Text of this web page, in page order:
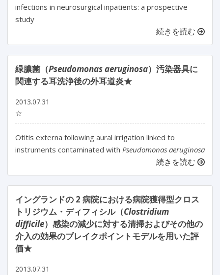
infections in neurosurgical inpatients: a prospective
study
続きを読む
緑膿菌（Pseudomonas aeruginosa）汚染器具に
関連する耳洗浄後の外耳道炎★
2013.07.31
☆
Otitis externa following aural irrigation linked to
instruments contaminated with Pseudomonas aeruginosa
続きを読む
イングランドの 2 病院における病院獲得型クロス
トリジウム・ディフィシル（Clostridium
difficile）感染の減少に対する清掃およびその他の
介入の効果のブレイクポイントモデルを用いた評
価★
2013.07.31